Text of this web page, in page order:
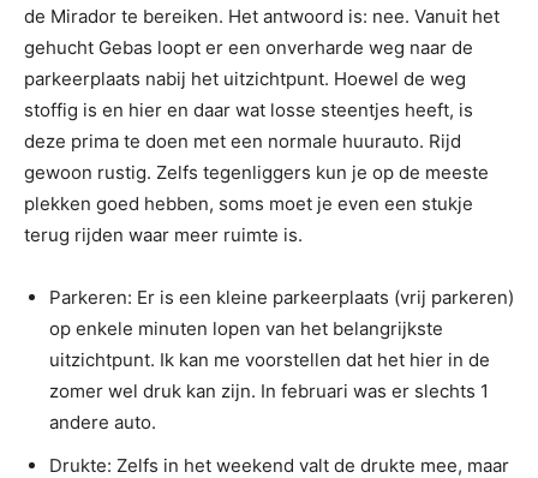
de Mirador te bereiken. Het antwoord is: nee. Vanuit het
gehucht Gebas loopt er een onverharde weg naar de
parkeerplaats nabij het uitzichtpunt. Hoewel de weg
stoffig is en hier en daar wat losse steentjes heeft, is
deze prima te doen met een normale huurauto. Rijd
gewoon rustig. Zelfs tegenliggers kun je op de meeste
plekken goed hebben, soms moet je even een stukje
terug rijden waar meer ruimte is.
⁠Parkeren: Er is een kleine parkeerplaats (vrij parkeren)
op enkele minuten lopen van het belangrijkste
uitzichtpunt. Ik kan me voorstellen dat het hier in de
zomer wel druk kan zijn. In februari was er slechts 1
andere auto.
Drukte: Zelfs in het weekend valt de drukte mee, maar